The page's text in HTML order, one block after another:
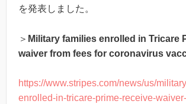
を発表しました。
＞ Military families enrolled in Tricare
waiver from fees for coronavirus
https://www.stripes.com/news/us/
enrolled-in-tricare-prime-receive-